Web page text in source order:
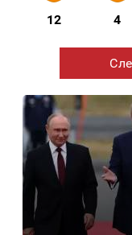
12 4